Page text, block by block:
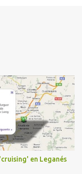
en Leganés